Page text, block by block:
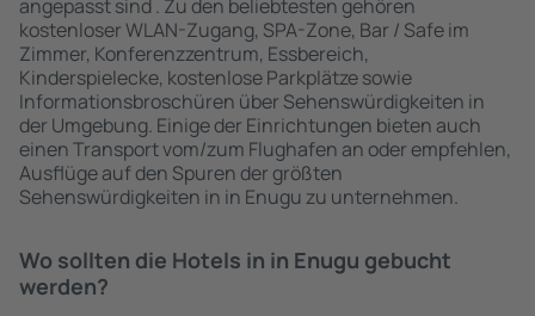
angepasst sind . Zu den beliebtesten gehören
kostenloser WLAN-Zugang, SPA-Zone, Bar / Safe im
Zimmer, Konferenzzentrum, Essbereich,
Kinderspielecke, kostenlose Parkplätze sowie
Informationsbroschüren über Sehenswürdigkeiten in
der Umgebung. Einige der Einrichtungen bieten auch
einen Transport vom/zum Flughafen an oder empfehlen,
Ausflüge auf den Spuren der größten
Sehenswürdigkeiten in in Enugu zu unternehmen.
Wo sollten die Hotels in in Enugu gebucht
werden?